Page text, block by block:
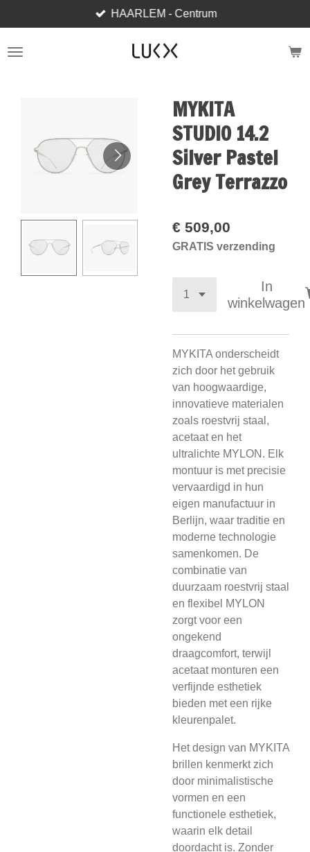
direct
naar
HAARLEM - Centrum
MYKITA
STUDIO 14.2
Silver Pastel
Grey Terrazzo
€ 509,00
GRATIS verzending
In
winkelwagen
MYKITA onderscheidt
zich door het gebruik
van hoogwaardige,
innovatieve materialen
zoals roestvrij staal,
acetaat en het
ultralichte MYLON. Elk
montuur is met precisie
vervaardigd in hun
eigen manufactuur in
Berlijn, waar traditie en
moderne technologie
samenkomen. De
combinatie van
duurzaam roestvrij staal
en flexibel MYLON
zorgt voor een
ongekend
draagcomfort, terwijl
acetaat monturen een
verfijnde esthetiek
bieden met een rijke
kleurenpalet.
Het design van MYKITA
brillen kenmerkt zich
door minimalistische
vormen en een
functionele esthetiek,
waarin elk detail
doordacht is. Zonder